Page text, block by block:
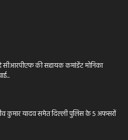
की सहायक कमांडेंट मोनिका
कुमार यादव समेत दिल्ली पुलिस के 5 अफसरों